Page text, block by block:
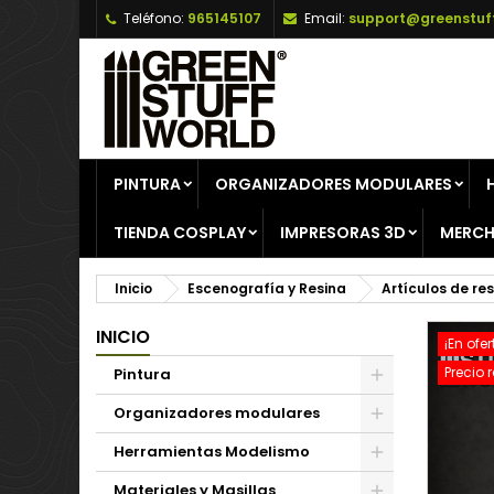
Teléfono: 965145107 Email:
PINTURA ORGANIZADORES MODULARES
TIENDA COSPLAY IMPRESORAS 3D
Inicio Escenografía y Resina Artículos de
INICIO
Pintura
Organizadores modulares
Herramientas Modelismo
¡En
Precio